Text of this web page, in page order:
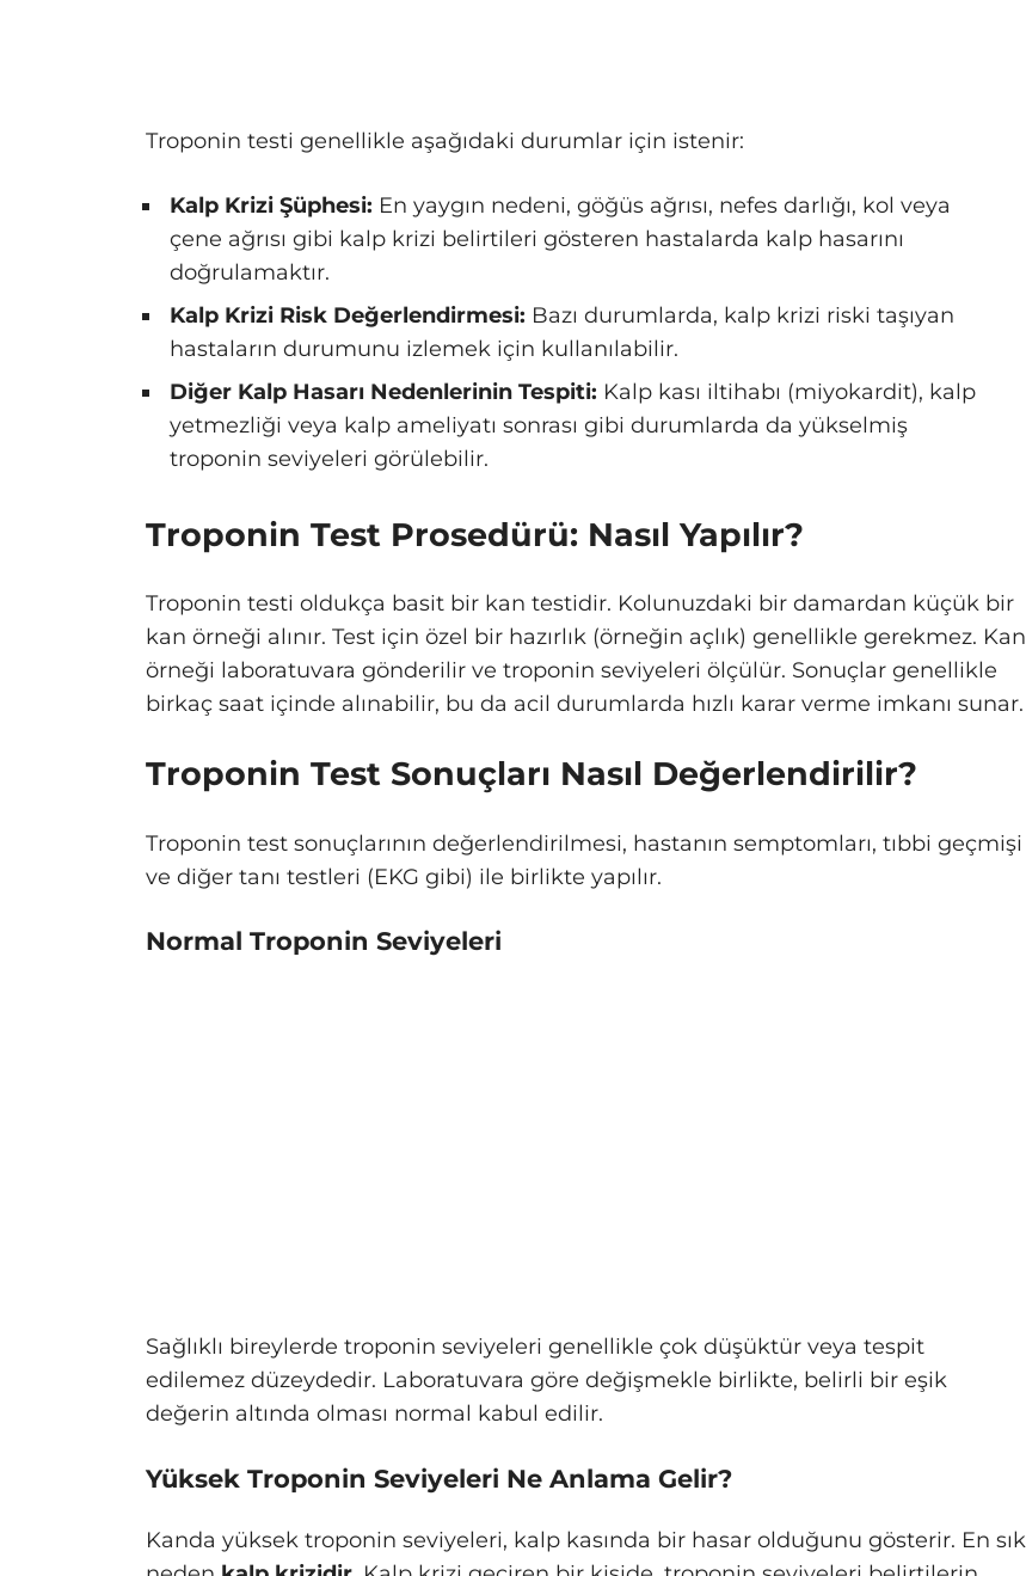
Troponin testi genellikle aşağıdaki durumlar için istenir:
Kalp Krizi Şüphesi: En yaygın nedeni, göğüs ağrısı, nefes darlığı, kol veya
çene ağrısı gibi kalp krizi belirtileri gösteren hastalarda kalp hasarını
doğrulamaktır.
Kalp Krizi Risk Değerlendirmesi: Bazı durumlarda, kalp krizi riski taşıyan
hastaların durumunu izlemek için kullanılabilir.
Diğer Kalp Hasarı Nedenlerinin Tespiti: Kalp kası iltihabı (miyokardit), kalp
yetmezliği veya kalp ameliyatı sonrası gibi durumlarda da yükselmiş
troponin seviyeleri görülebilir.
Troponin Test Prosedürü: Nasıl Yapılır?
Troponin testi oldukça basit bir kan testidir. Kolunuzdaki bir damardan küçük bir
kan örneği alınır. Test için özel bir hazırlık (örneğin açlık) genellikle gerekmez. Kan
örneği laboratuvara gönderilir ve troponin seviyeleri ölçülür. Sonuçlar genellikle
birkaç saat içinde alınabilir, bu da acil durumlarda hızlı karar verme imkanı sunar.
Troponin Test Sonuçları Nasıl Değerlendirilir?
Troponin test sonuçlarının değerlendirilmesi, hastanın semptomları, tıbbi geçmişi
ve diğer tanı testleri (EKG gibi) ile birlikte yapılır.
Normal Troponin Seviyeleri
Sağlıklı bireylerde troponin seviyeleri genellikle çok düşüktür veya tespit
edilemez düzeydedir. Laboratuvara göre değişmekle birlikte, belirli bir eşik
değerin altında olması normal kabul edilir.
Yüksek Troponin Seviyeleri Ne Anlama Gelir?
Kanda yüksek troponin seviyeleri, kalp kasında bir hasar olduğunu gösterir. En sık